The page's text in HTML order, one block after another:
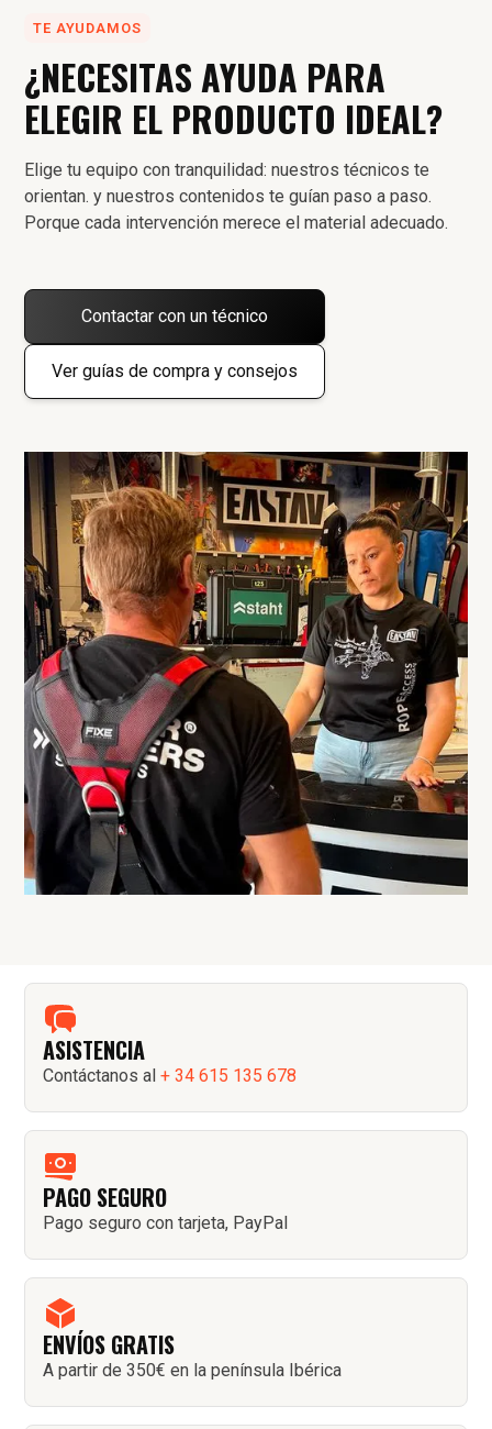
TE AYUDAMOS
¿NECESITAS AYUDA PARA
ELEGIR EL PRODUCTO IDEAL?
Elige tu equipo con tranquilidad: nuestros técnicos te
orientan. y nuestros contenidos te guían paso a paso.
Porque cada intervención merece el material adecuado.
Contactar con un técnico
Ver guías de compra y consejos
ASISTENCIA
Contáctanos al+ 34 615 135 678
PAGO SEGURO
Pago seguro con tarjeta, PayPal
ENVÍOS GRATIS
A partir de 350€ en la península Ibérica